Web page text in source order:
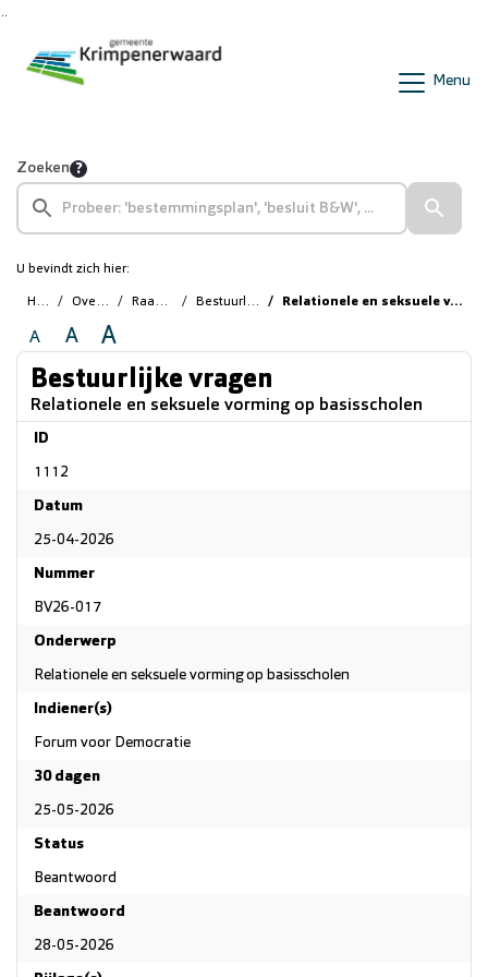
Menu
Zoeken
U bevindt zich hier:
Home Overzichten Raadsvragen Bestuurlijke vragen Relationele en seksuele vorming op basisscholen
A A A
Bestuurlijke vragen
Relationele en seksuele vorming op basisscholen
ID
1112
Datum
25-04-2026
Nummer
BV26-017
Onderwerp
Relationele en seksuele vorming op basisscholen
Indiener(s)
Forum voor Democratie
30 dagen
25-05-2026
Status
Beantwoord
Beantwoord
28-05-2026